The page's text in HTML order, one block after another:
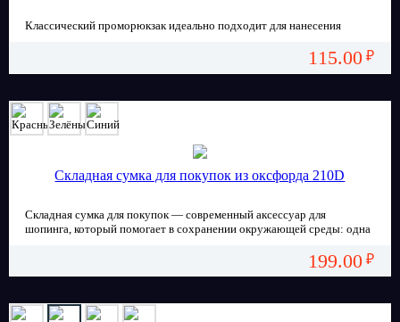
Классический проморюкзак идеально подходит для нанесения
115.00 ₽
Складная сумка для покупок из оксфорда 210D
Складная сумка для покупок — современный аксессуар для
шопинга, который помогает в сохранении окружающей среды: одна
199.00 ₽